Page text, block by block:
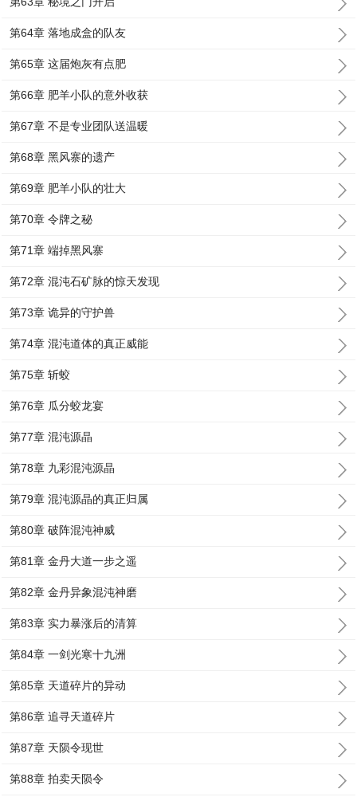
第64章 落地成盒的队友
第65章 这届炮灰有点肥
第66章 肥羊小队的意外收获
第67章 不是专业团队送温暖
第68章 黑风寨的遗产
第69章 肥羊小队的壮大
第70章 令牌之秘
第71章 端掉黑风寨
第72章 混沌石矿脉的惊天发现
第73章 诡异的守护兽
第74章 混沌道体的真正威能
第75章 斩蛟
第76章 瓜分蛟龙宴
第77章 混沌源晶
第78章 九彩混沌源晶
第79章 混沌源晶的真正归属
第80章 破阵混沌神威
第81章 金丹大道一步之遥
第82章 金丹异象混沌神磨
第83章 实力暴涨后的清算
第84章 一剑光寒十九洲
第85章 天道碎片的异动
第86章 追寻天道碎片
第87章 天陨令现世
第88章 拍卖天陨令